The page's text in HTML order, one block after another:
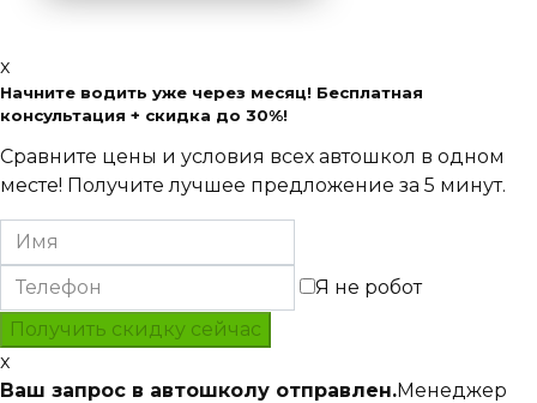
x
Начните водить уже через месяц! Бесплатная
консультация + скидка до 30%!
Сравните цены и условия всех автошкол в одном
месте! Получите лучшее предложение за 5 минут.
Я не робот
x
Ваш запрос в автошколу отправлен.Менеджер